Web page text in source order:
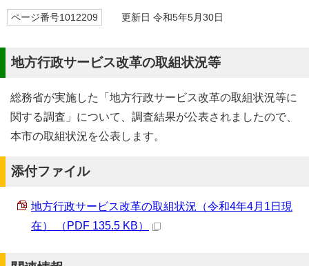
ページ番号1012209 更新日 令和5年5月30日
地方行政サービス改革の取組状況等
総務省が実施した「地方行政サービス改革の取組状況等に
関する調査」について、調査結果が公表されましたので、
本市の取組状況を公表します。
添付ファイル
地方行政サービス改革の取組状況（令和4年4月1日現
在） （PDF 135.5 KB）